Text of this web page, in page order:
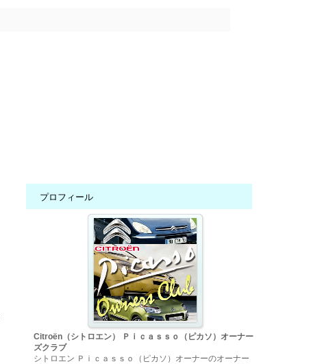
プロフィール
Citroën（シトロエン） Ｐｉｃａｓｓｏ（ピカソ）オーナー
ズクラブ
シトロエン Ｐｉｃａｓｓｏ（ピカソ）オーナーのオーナー